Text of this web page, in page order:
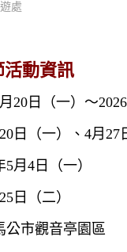
處
活動資訊
20日（一）～
日（一）、4月27
5月4日（一）
日（二）
公市觀音亭園區